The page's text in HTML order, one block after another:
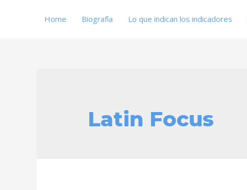
Home Biografía Lo que indican los indicadores
Latin Focus